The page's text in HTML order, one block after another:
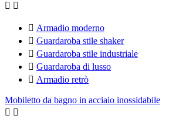
 
 Armadio moderno
 Guardaroba stile shaker
 Guardaroba stile industriale
 Guardaroba di lusso
 Armadio retrò
Mobiletto da bagno in acciaio inossidabile
 